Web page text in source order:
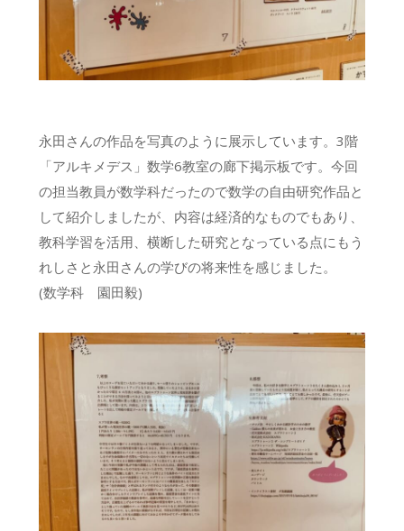
永田さんの作品を写真のように展示しています。3階
「アルキメデス」数学6教室の廊下掲示板です。今回
の担当教員が数学科だったので数学の自由研究作品と
して紹介しましたが、内容は経済的なものでもあり、
教科学習を活用、横断した研究となっている点にもう
れしさと永田さんの学びの将来性を感じました。
(数学科 園田毅)